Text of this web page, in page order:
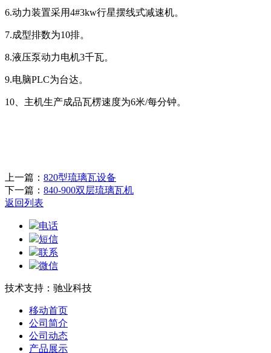
6.动力装置采用4#3kw行星摆线式减速机。
7.成型排数为10排。
8.液压泵动力电机3千瓦。
9.电脑PLC为台达。
10、主机生产成品瓦楞速度为6米/每分钟。
上一篇： 820型琉璃瓦设备
下一篇： 840-900双层琉璃瓦机
返回列表
电话
短信
联系
微信
技术支持：驰业科技
移动首页
公司简介
公司动态
产品展示